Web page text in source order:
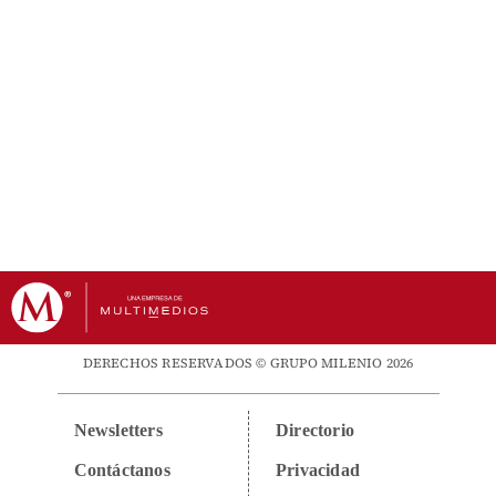
DERECHOS RESERVADOS © GRUPO MILENIO 2026
Newsletters
Contáctanos
Directorio
Privacidad